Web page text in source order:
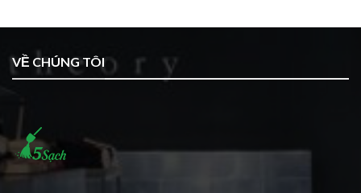
VỀ CHÚNG TÔI